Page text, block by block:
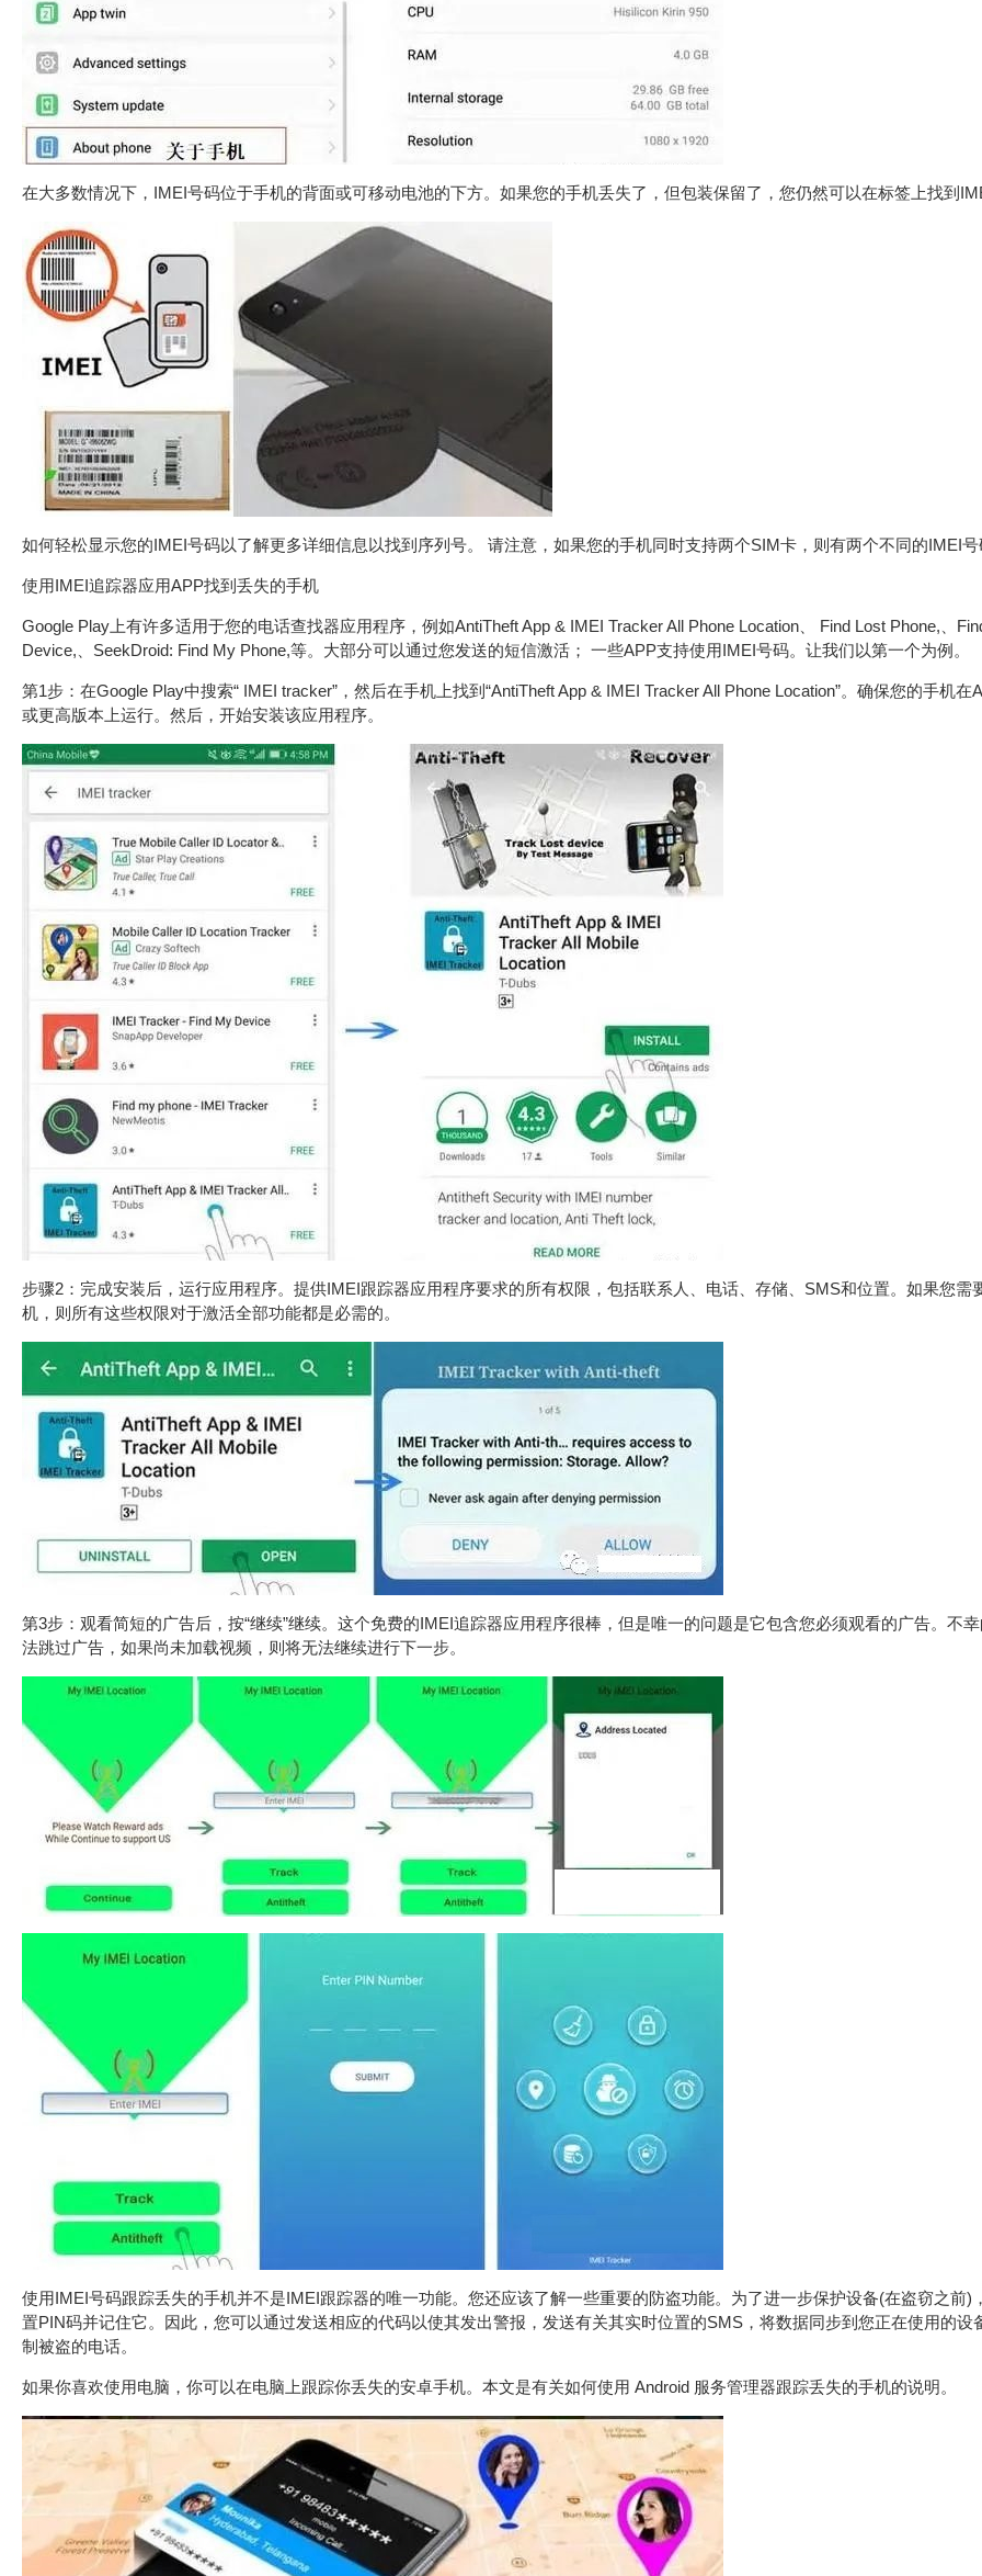
在大多数情况下，IMEI号码位于手机的背面或可移动电池的下方。如果您的手机丢失了，但包装保留了，您仍然可以在标签上找到
如何轻松显示您的IMEI号码以了解更多详细信息以找到序列号。 请注意，如果您的手机同时支持两个SIM卡，则有两个不同的IMEI
使用IMEI追踪器应用APP找到丢失的手机
Google Play上有许多适用于您的电话查找器应用程序，例如AntiTheft App & IMEI Tracker All Phone Location、 Find Lost Phone,、
Device,、SeekDroid: Find My Phone,等。大部分可以通过您发送的短信激活； 一些APP支持使用IMEI号码。让我们以第一个为例。
第1步：在Google Play中搜索“ IMEI tracker”，然后在手机上找到“AntiTheft App & IMEI Tracker All Phone Location”。确保您的手机在
或更高版本上运行。然后，开始安装该应用程序。
步骤2：完成安装后，运行应用程序。提供IMEI跟踪器应用程序要求的所有权限，包括联系人、电话、存储、SMS和位置。如果您需
机，则所有这些权限对于激活全部功能都是必需的。
第3步：观看简短的广告后，按“继续”继续。这个免费的IMEI追踪器应用程序很棒，但是唯一的问题是它包含您必须观看的广告。不
法跳过广告，如果尚未加载视频，则将无法继续进行下一步。
使用IMEI号码跟踪丢失的手机并不是IMEI跟踪器的唯一功能。您还应该了解一些重要的防盗功能。为了进一步保护设备(在盗窃之前)
置PIN码并记住它。因此，您可以通过发送相应的代码以使其发出警报，发送有关其实时位置的SMS，将数据同步到您正在使用的设
制被盗的电话。
如果你喜欢使用电脑，你可以在电脑上跟踪你丢失的安卓手机。本文是有关如何使用 Android 服务管理器跟踪丢失的手机的说明。